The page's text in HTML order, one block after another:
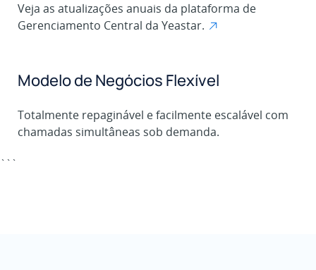
Veja as atualizações anuais da plataforma de
Gerenciamento Central da Yeastar.
Modelo de Negócios Flexível
Totalmente repaginável e facilmente escalável com
chamadas simultâneas sob demanda.
```